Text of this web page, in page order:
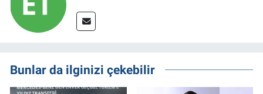
Bunlar da ilginizi çekebilir